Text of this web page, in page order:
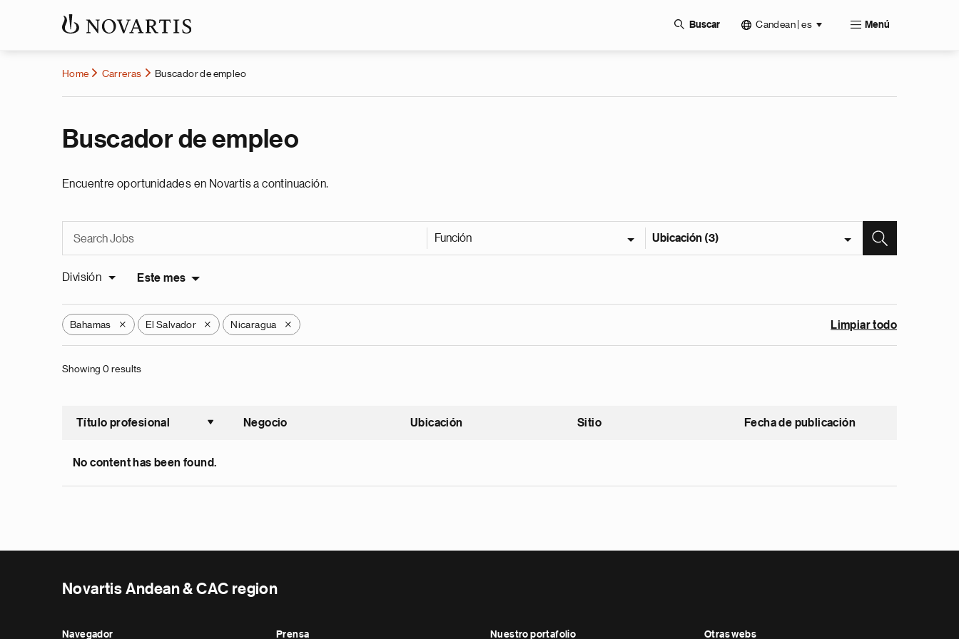
Buscar Candean | es Menú
Home Carreras Buscador de empleo
Buscador de empleo
Encuentre oportunidades en Novartis a continuación.
Función Ubicación (3)
División Este mes
Bahamas X El Salvador X Nicaragua X Limpiar todo
Showing 0 results
Título profesional
Ordenar ascendente
Negocio Ubicación Sitio Fecha de publicación
No content has been found.
Novartis Andean & CAC region
Navegador Prensa Nuestro portafolio Otras webs